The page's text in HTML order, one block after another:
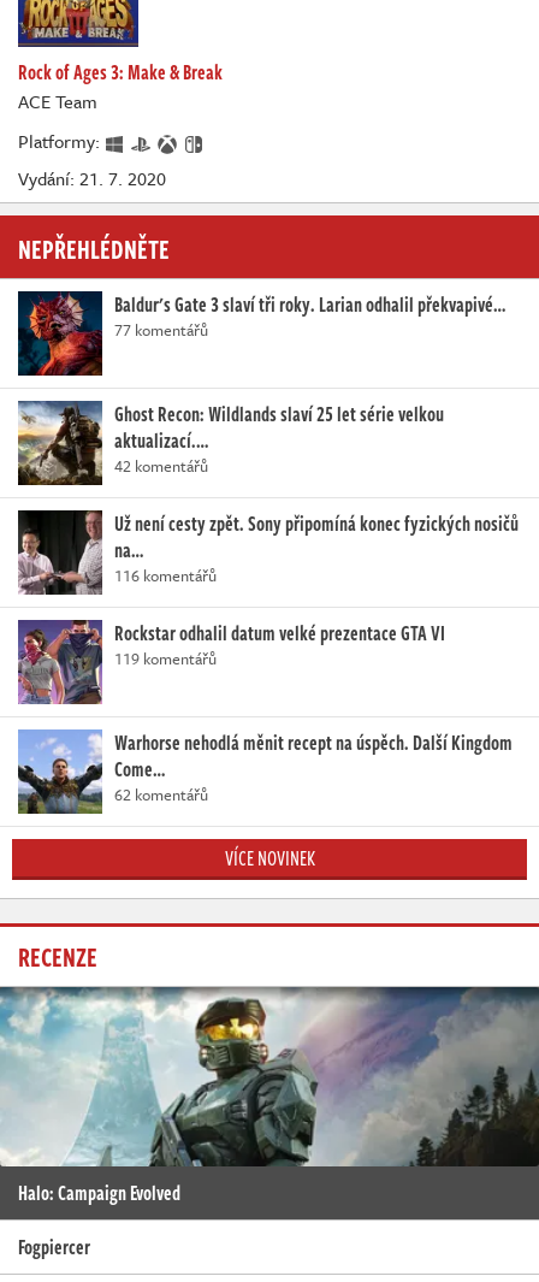
Rock of Ages 3: Make & Break
ACE Team
Platformy:
Vydání: 21. 7. 2020
NEPŘEHLÉDNĚTE
Baldur's Gate 3 slaví tři roky. Larian odhalil překvapivé…
77 komentářů
Ghost Recon: Wildlands slaví 25 let série velkou
aktualizací.…
42 komentářů
Už není cesty zpět. Sony připomíná konec fyzických nosičů
na…
116 komentářů
Rockstar odhalil datum velké prezentace GTA VI
119 komentářů
Warhorse nehodlá měnit recept na úspěch. Další Kingdom
Come…
62 komentářů
VÍCE NOVINEK
RECENZE
Halo: Campaign Evolved
Fogpiercer